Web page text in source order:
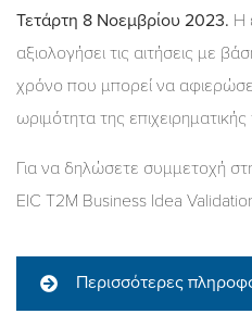
Τετάρτη 8 Νοεμβρίου 2023. Η
αξιολογήσει τις αιτήσεις με
χρόνο που μπορεί να
ωριμότητα της επιχειρηματικής
Για να δηλώσετε συμμετοχή
EIC T2M Business Idea
Περισσότερες